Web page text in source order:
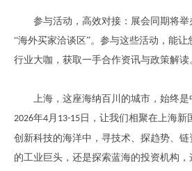
参与活动，高效对接：展会同期将举
“海外买家洽谈区”。参与这些活动，能
行业大咖，获取一手合作资讯与政策解读
上海，这座海纳百川的城市，始终是
2026年4月 13-15 日，让我们相聚在上海新
创新科技的海洋中，寻技术、探趋势、
的工业巨头，还是探索蓝海的投资机构